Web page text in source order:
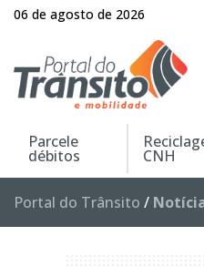
06 de agosto de 2026
Parcele
débitos CNH
Portal do Trânsito /